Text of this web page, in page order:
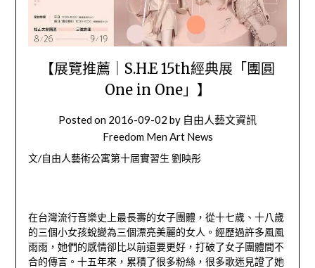
【展覽推薦｜S.H.E 15th經典展「團圓
One in One」】
Posted on 2016-09-02 by 自由人藝文資訊
Freedom Men Art News
文/自由人藝術公寓第十屆實習生 劉映彤
在台灣流行音樂史上最長壽的女子團體，從十七歲、十八歲
的三個小女孩蛻變為三個漂亮美麗的女人。經歷過許多風風
雨雨，她們的感情卻比以前還要更好，打破了女子團體間不
合的傳言。十五年來，累積了很多粉絲，很多歌迷見證了她